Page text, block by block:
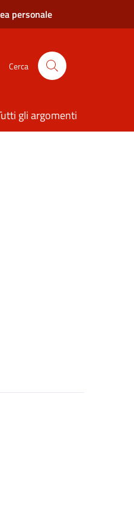
personale
Cerca
gli argomenti